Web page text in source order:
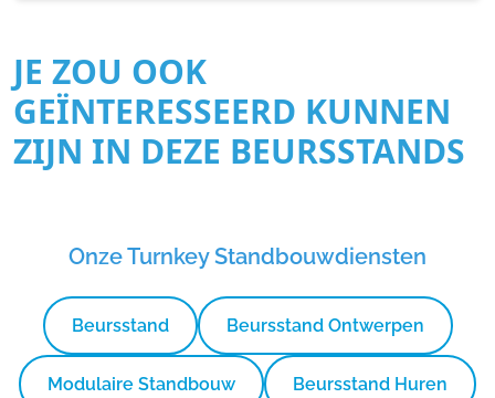
JE ZOU OOK
GEÏNTERESSEERD KUNNEN
ZIJN IN DEZE BEURSSTANDS
Onze Turnkey Standbouwdiensten
Beursstand Beursstand Ontwerpen
Modulaire Standbouw Beursstand Huren